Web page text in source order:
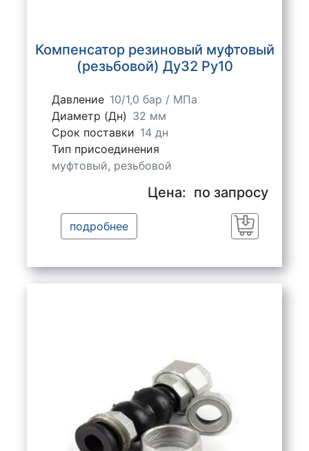
Компенсатор резиновый муфтовый
(резьбовой) Ду32 Ру10
Давление 10/1,0 бар / МПа
Диаметр (Дн) 32 мм
Срок поставки 14 дн
Тип присоединения
муфтовый, резьбовой
Цена: по запросу
подробнее
Заказать